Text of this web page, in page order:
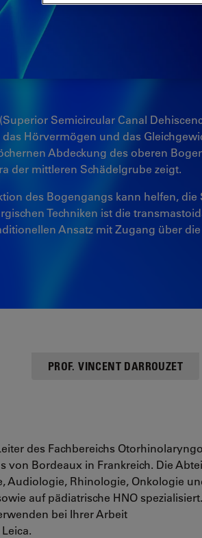
Semicircular Canal
Hörvermögen und das
Abdeckung des oberen
der mittleren Schädelgrube zeigt.
des Bogengangs kann helfen,
Techniken ist die
Ansatz mit Zugang über
PROF. VINCENT DARROUZET
des Fachbereichs
von Bordeaux in Frankreich. Die
Audiologie, Rhinologie, Onkologie
auf pädiatrische HNO
bei Ihrer Arbeit